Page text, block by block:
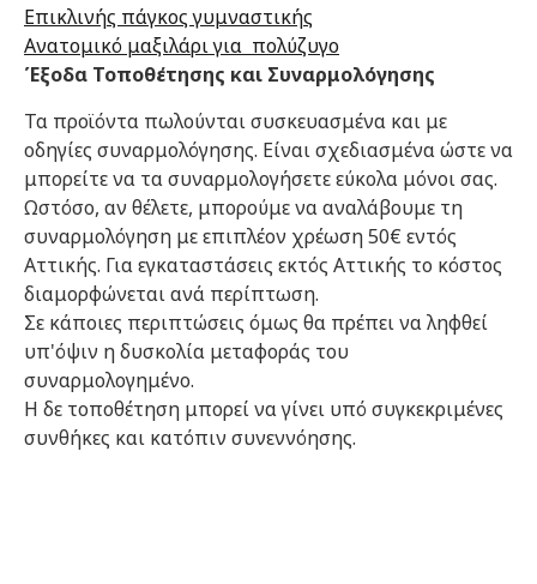
Επικλινής πάγκος γυμναστικής
Ανατομικό μαξιλάρι για πολύζυγο
Έξοδα Τοποθέτησης και Συναρμολόγησης
Τα προϊόντα πωλούνται συσκευασμένα και με
οδηγίες συναρμολόγησης. Είναι σχεδιασμένα ώστε να
μπορείτε να τα συναρμολογήσετε εύκολα μόνοι σας.
Ωστόσο, αν θέλετε, μπορούμε να αναλάβουμε τη
συναρμολόγηση με επιπλέον χρέωση 50€ εντός
Αττικής. Για εγκαταστάσεις εκτός Αττικής το κόστος
διαμορφώνεται ανά περίπτωση.
Σε κάποιες περιπτώσεις όμως θα πρέπει να ληφθεί
υπ'όψιν η δυσκολία μεταφοράς του
συναρμολογημένο.
Η δε τοποθέτηση μπορεί να γίνει υπό συγκεκριμένες
συνθήκες και κατόπιν συνεννόησης.